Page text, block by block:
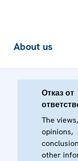
About us
Отказ от
The views,
opinions,
other